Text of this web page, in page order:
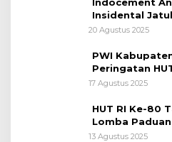
Insidental
Citeureup
20 Agustus 2025
PWI
Peringatan
RI, di
17 Agustus 2025
HUT RI Ke-80
Lomba Paduan
Kabupaten
13 Agustus 2025